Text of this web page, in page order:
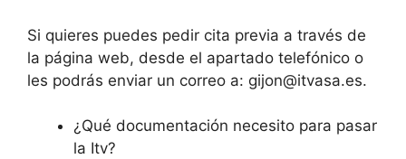
Si quieres puedes pedir cita previa a través de
la página web, desde el apartado telefónico o
les podrás enviar un correo a: gijon@itvasa.es.
¿Qué documentación necesito para pasar
la Itv?